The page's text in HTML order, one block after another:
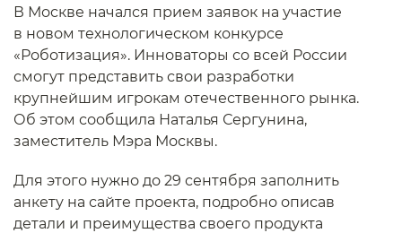
В Москве начался прием заявок на участие
в новом технологическом конкурсе
«Роботизация». Инноваторы со всей России
смогут представить свои разработки
крупнейшим игрокам отечественного рынка.
Об этом сообщила Наталья Сергунина,
заместитель Мэра Москвы.
Для этого нужно до 29 сентября заполнить
анкету на сайте проекта, подробно описав
детали и преимущества своего продукта